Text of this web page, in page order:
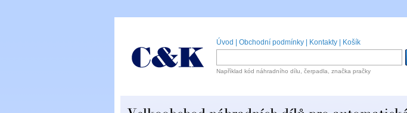
Úvod Obchodní podmínky Kontakty Košík
Například kód náhradního dílu, čerpadla, značka pračky